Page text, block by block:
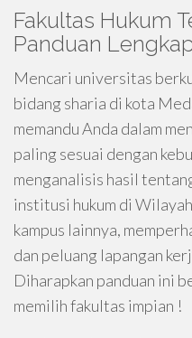
Fakultas Hukum
Panduan
Mencari universitas
bidang sharia di kota
memandu Anda dalam
paling sesuai dengan
menganalisis hasil
institusi hukum di
kampus lainnya,
dan peluang lapangan
Diharapkan panduan ini
memilih fakultas impian !